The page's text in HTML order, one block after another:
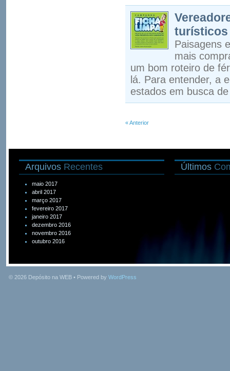
turísticos
Paisagens
mais
um bom roteiro de
lá. Para entender, a
estados em busca
« Anterior
Arquivos Recentes
maio 2017
abril 2017
março 2017
fevereiro 2017
janeiro 2017
dezembro 2016
novembro 2016
outubro 2016
Últimos
© 2026 Depósito na WEB • Powered by WordPress